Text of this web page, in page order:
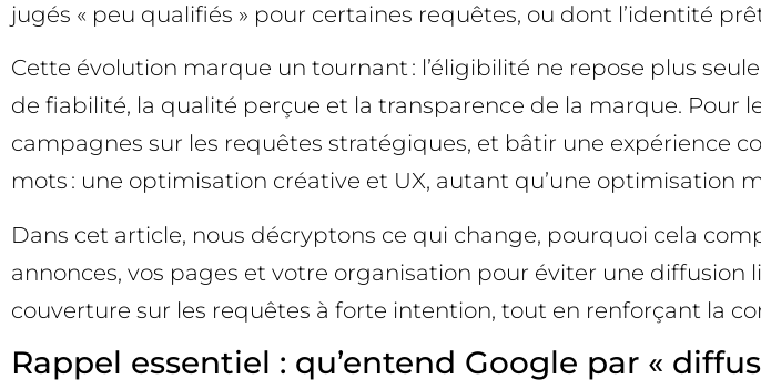
jugés « peu qualifiés » pour certaines requêtes, ou dont l’identité
Cette évolution marque un tournant : l’éligibilité ne repose plus
de fiabilité, la qualité perçue et la transparence de la marque. Pour
campagnes sur les requêtes stratégiques, et bâtir une expérience
mots : une optimisation créative et UX, autant qu’une optimisation
Dans cet article, nous décryptons ce qui change, pourquoi cela
annonces, vos pages et votre organisation pour éviter une diffusion
couverture sur les requêtes à forte intention, tout en renforçant la
Rappel essentiel : qu’entend Google par «